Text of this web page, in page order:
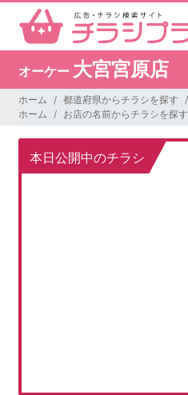
オーケー 大宮宮原店
ホーム 都道府県からチラシを探す
ホーム
お店の名前からチラシを探す
本日公開中のチラシ